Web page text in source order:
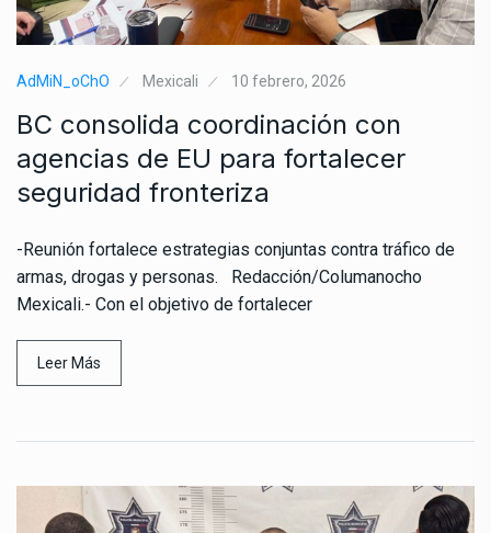
AdMiN_oChO Mexicali 10 febrero, 2026
BC consolida coordinación con
agencias de EU para fortalecer
seguridad fronteriza
-Reunión fortalece estrategias conjuntas contra tráfico de
armas, drogas y personas. Redacción/Columanocho
Mexicali.- Con el objetivo de fortalecer
Leer Más